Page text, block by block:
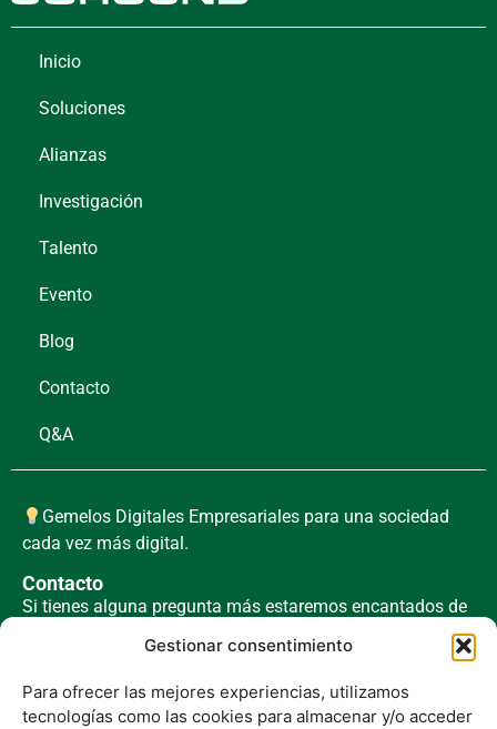
Gestionar consentimiento
Para ofrecer las mejores experiencias, utilizamos
tecnologías como las cookies para almacenar y/o acceder
Inicio
Soluciones
Alianzas
Investigación
Talento
Evento
Blog
Contacto
Q&A
Gemelos Digitales Empresariales para una sociedad
cada vez más digital.
Contacto
Si tienes alguna pregunta más estaremos encantados de